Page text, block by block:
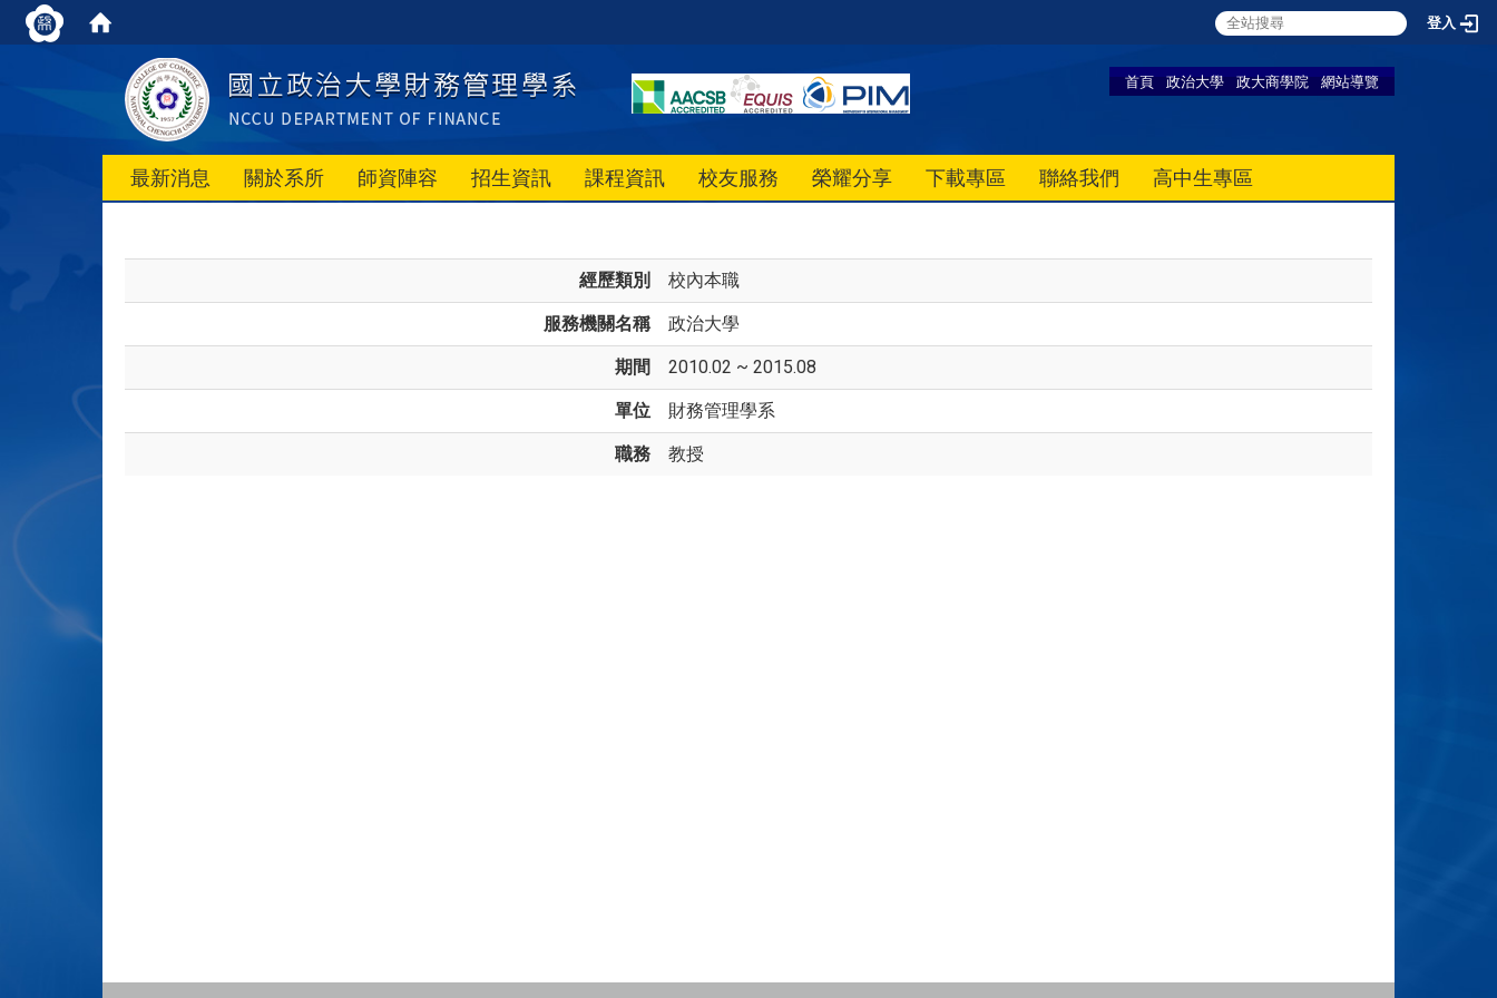
登入
首頁 政治大學 政大商學院 網站導覽
最新消息 關於系所 師資陣容 招生資訊 課程資訊 校友服務 榮耀分享 下載專區 聯絡我們 高中生專區
經歷類別 校內本職
服務機關名稱 政治大學
期間 2010.02 ~ 2015.08
單位 財務管理學系
職務 教授